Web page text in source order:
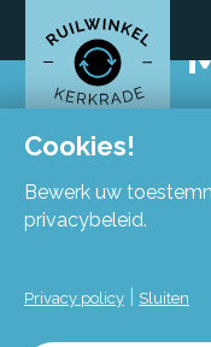
Cookies!
Bewerk uw
privacybeleid.
Privacy policy Sluiten